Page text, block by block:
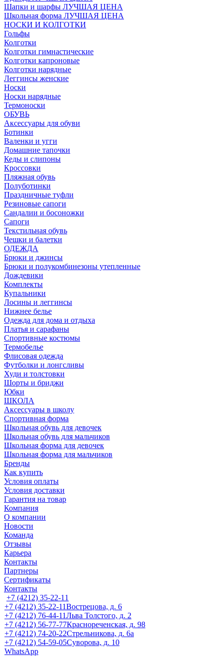
Шапки и шарфы ЛУЧШАЯ ЦЕНА
Школьная форма ЛУЧШАЯ ЦЕНА
НОСКИ И КОЛГОТКИ
Гольфы
Колготки
Колготки гимнастические
Колготки капроновые
Колготки нарядные
Леггинсы женские
Носки
Носки нарядные
Термоноски
ОБУВЬ
Аксессуары для обуви
Ботинки
Валенки и угги
Домашние тапочки
Кеды и слипоны
Кроссовки
Пляжная обувь
Полуботинки
Праздничные туфли
Резиновые сапоги
Сандалии и босоножки
Сапоги
Текстильная обувь
Чешки и балетки
ОДЕЖДА
Брюки и джинсы
Брюки и полукомбинезоны утепленные
Дождевики
Комплекты
Купальники
Лосины и леггинсы
Нижнее белье
Одежда для дома и отдыха
Платья и сарафаны
Спортивные костюмы
Термобелье
Флисовая одежда
Футболки и лонгсливы
Худи и толстовки
Шорты и бриджи
Юбки
ШКОЛА
Аксессуары в школу
Спортивная форма
Школьная обувь для девочек
Школьная обувь для мальчиков
Школьная форма для девочек
Школьная форма для мальчиков
Бренды
Как купить
Условия оплаты
Условия доставки
Гарантия на товар
Компания
О компании
Новости
Команда
Отзывы
Карьера
Контакты
Партнеры
Сертификаты
Контакты
+7 (4212) 35-22-11
+7 (4212) 35-22-11Вострецова, д. 6
+7 (4212) 76-44-11Льва Толстого, д. 2
+7 (4212) 56-77-77Краснореченская, д. 98
+7 (4212) 74-20-22Стрельникова, д. 6а
+7 (4212) 54-59-05Суворова, д. 10
WhatsApp